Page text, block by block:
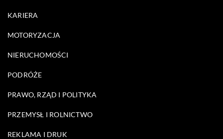
KARIERA
MOTORYZACJA
NIERUCHOMOŚCI
PODRÓŻE
PRAWO, RZĄD I POLITYKA
PRZEMYSŁ I ROLNICTWO
REKLAMA I DRUK